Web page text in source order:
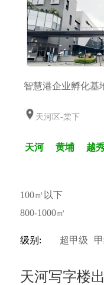
智慧港企业孵化基
天河区-棠下
天河 黄埔 越
100㎡以下
800-1000㎡
级别: 超甲级
天河写字楼